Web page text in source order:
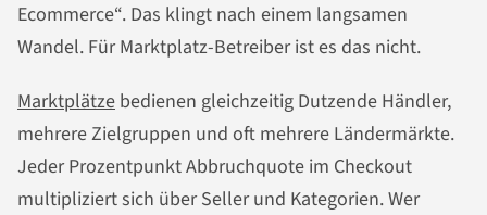
Ecommerce“. Das klingt nach einem langsamen
Wandel. Für Marktplatz-Betreiber ist es das nicht.
Marktplätze bedienen gleichzeitig Dutzende Händler,
mehrere Zielgruppen und oft mehrere Ländermärkte.
Jeder Prozentpunkt Abbruchquote im Checkout
multipliziert sich über Seller und Kategorien. Wer